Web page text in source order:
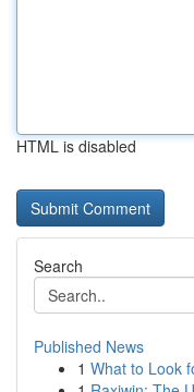
HTML is disabled
Search
Published News
1 What to Look